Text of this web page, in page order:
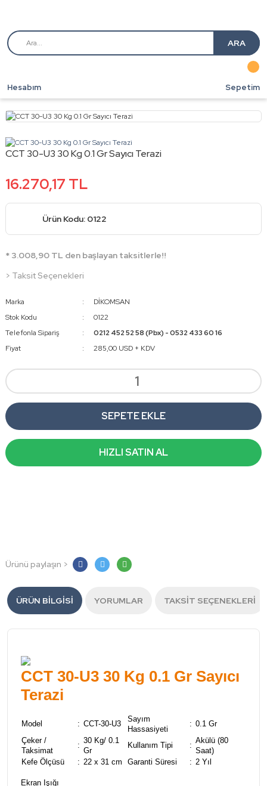
ARA
Hesabım Sepetim
CCT 30-U3 30 Kg 0.1 Gr Sayıcı Terazi
16.270,17 TL
Ürün Kodu: 0122
* 3.008,90 TL den başlayan taksitlerle!!
> Taksit Seçenekleri
Marka
DİKOMSAN
Stok Kodu
0122
Telefonla Sipariş
0212 452 52 58 (Pbx) - 0532 433 60 16
Fiyat
285,00 USD + KDV
SEPETE EKLE
HIZLI SATIN AL
Ürünü paylaşın >
ÜRÜN BILGISI YORUMLAR TAKSIT SEÇENEKLERI
CCT 30-U3 30 Kg 0.1 Gr Sayıcı
Terazi
Model : CCT-30-U3
Sayım
Hassasiyeti
: 0.1 Gr
Çeker /
Taksimat
:
30 Kg/ 0.1
Gr
Kullanım Tipi :
Akülü (80
Saat)
Kefe Ölçüsü
: 22 x 31 cm Garanti Süresi : 2 Yıl
Ekran Işığı